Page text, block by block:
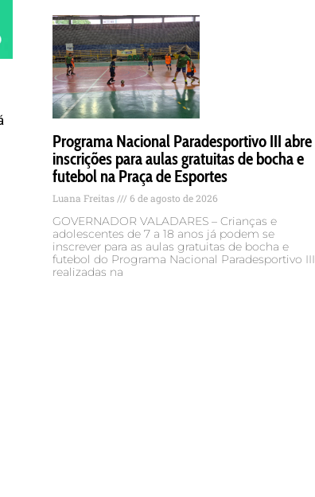
Programa Nacional Paradesportivo III abre
inscrições para aulas gratuitas de bocha e
futebol na Praça de Esportes
Luana Freitas 6 de agosto de 2026
GOVERNADOR VALADARES – Crianças e
adolescentes de 7 a 18 anos já podem se
inscrever para as aulas gratuitas de bocha e
futebol do Programa Nacional Paradesportivo III,
realizadas na